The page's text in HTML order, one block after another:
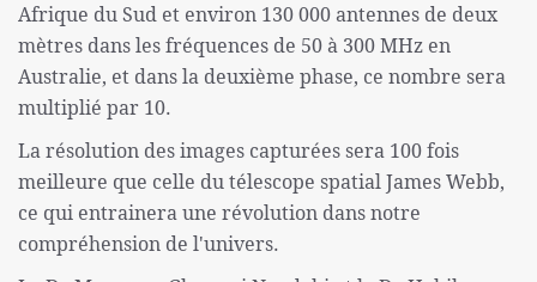
Afrique du Sud et environ 130 000 antennes de deux
mètres dans les fréquences de 50 à 300 MHz en
Australie, et dans la deuxième phase, ce nombre sera
multiplié par 10.
La résolution des images capturées sera 100 fois
meilleure que celle du télescope spatial James Webb,
ce qui entrainera une révolution dans notre
compréhension de l'univers.